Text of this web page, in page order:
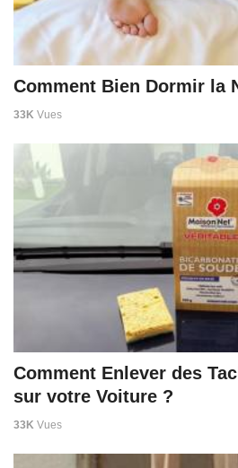
Comment Bien Dormir la
33K Vues
Comment Enlever des
sur votre Voiture ?
33K Vues